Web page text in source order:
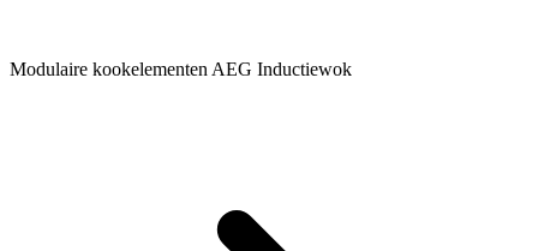
Modulaire kookelementen AEG Inductiewok